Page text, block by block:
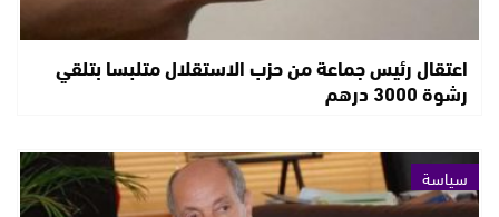
اعتقال رئيس جماعة من حزب الاستقلال متلبسا بتلقي
رشوة 3000 درهم
سياسة